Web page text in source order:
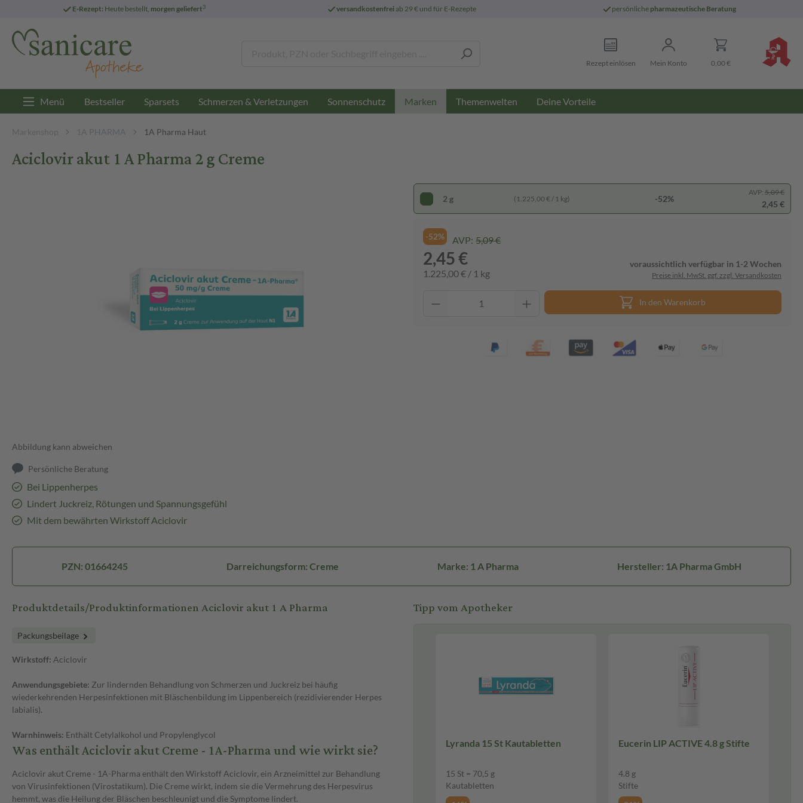
E-Rezept: Heute bestellt, morgen geliefert3 versandkostenfreiab 29 € und für E-Rezepte persönliche pharmazeutische Beratung
Rezept einlösen Mein Konto 0,00 €
Menü Bestseller Sparsets Schmerzen & Verletzungen Sonnenschutz Marken Themenwelten Deine Vorteile
Markenshop 1A PHARMA 1A Pharma Haut
Aciclovir akut 1 A Pharma 2 g Creme
Abbildung kann abweichen
Persönliche Beratung
Bei Lippenherpes
Lindert Juckreiz, Rötungen und Spannungsgefühl
Mit dem bewährten Wirkstoff Aciclovir
2 g (1.225,00 € / 1 kg) -52%
AVP: 5,09 €
2,45 €
-52% AVP: 5,09 €
2,45 €
1.225,00 € / 1 kg
voraussichtlich verfügbar in 1-2 Wochen
Preise inkl. MwSt. ggf. zzgl. Versandkosten
In den Warenkorb
PZN: 01664245 Darreichungsform: Creme Marke: 1 A Pharma Hersteller: 1A Pharma GmbH
Produktdetails/Produktinformationen Aciclovir akut 1 A Pharma
Packungsbeilage
Wirkstoff: Aciclovir
Anwendungsgebiete: Zur lindernden Behandlung von Schmerzen und Juckreiz bei häufig
wiederkehrenden Herpesinfektionen mit Bläschenbildung im Lippenbereich (rezidivierender Herpes
labialis).
Warnhinweis: Enthält Cetylalkohol und Propylenglycol
Was enthält Aciclovir akut Creme - 1A-Pharma und wie wirkt sie?
Aciclovir akut Creme - 1A-Pharma enthält den Wirkstoff Aciclovir, ein Arzneimittel zur Behandlung
von Virusinfektionen (Virostatikum). Die Creme wirkt, indem sie die Vermehrung des Herpesvirus
hemmt, was die Heilung der Bläschen beschleunigt und die Symptome lindert.
Tipp vom Apotheker
Lyranda 15 St Kautabletten
15 St = 70,5 g
Kautabletten
Eucerin LIP ACTIVE 4.8 g Stifte
4.8 g
Stifte